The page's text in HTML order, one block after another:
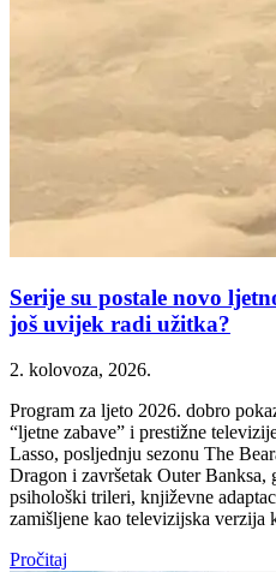
Serije su postale novo
još uvijek radi užitka?
2. kolovoza, 2026.
Program za ljeto 2026. dobro
“ljetne zabave” i prestižne
Lasso, posljednju sezonu The
Dragon i završetak Outer Banksa,
psihološki trileri, književne
zamišljene kao televizijska verzija
Pročitaj